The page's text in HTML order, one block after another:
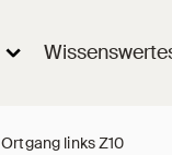
Ortgang links Z10